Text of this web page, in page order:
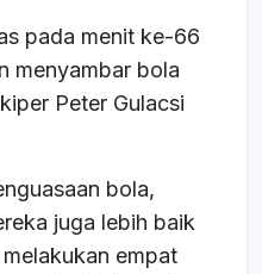
pada menit ke-66
menyambar bola
Peter Gulacsi
bola,
juga lebih baik
empat